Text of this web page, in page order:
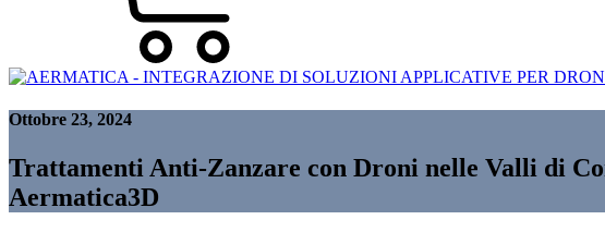
Ottobre 23, 2024
Trattamenti Anti-Zanzare con Droni nelle Valli di
Aermatica3D